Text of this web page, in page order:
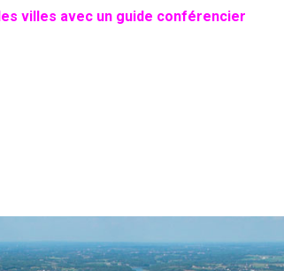
villes avec un guide conférencier